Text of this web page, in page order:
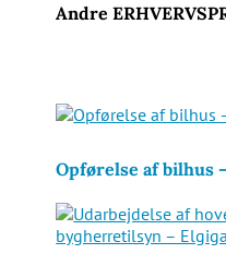
Andre
Opførelse af bilhus